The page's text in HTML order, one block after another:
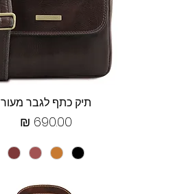
תצוגה מהירה
תיק כתף לגבר מעור
מחיר